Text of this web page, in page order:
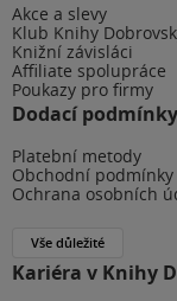
Akce a slevy
Klub Knihy
Knižní závisláci
Affiliate spolupráce
Poukazy pro firmy
Dodací podmínky
Platební metody
Obchodní podmínky
Ochrana osobních
Vše důležité
Kariéra v Knihy